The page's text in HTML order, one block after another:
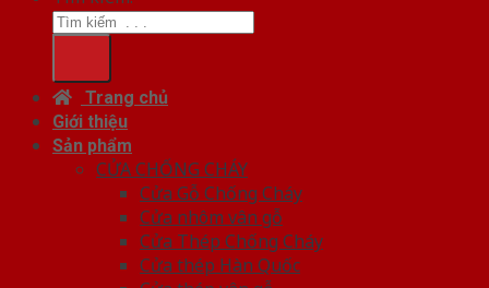
Trang chủ
Giới thiệu
Sản phẩm
CỬA CHỐNG CHÁY
Cửa Gỗ Chống Cháy
Cửa nhôm vân gỗ
Cửa Thép Chống Cháy
Cửa thép Hàn Quốc